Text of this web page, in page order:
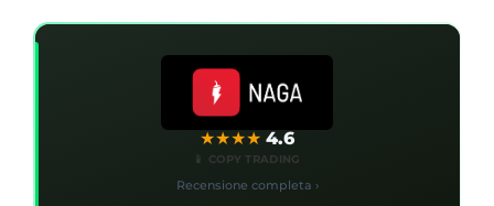
★★★★ 4.6
📱 COPY TRADING
Recensione completa ›